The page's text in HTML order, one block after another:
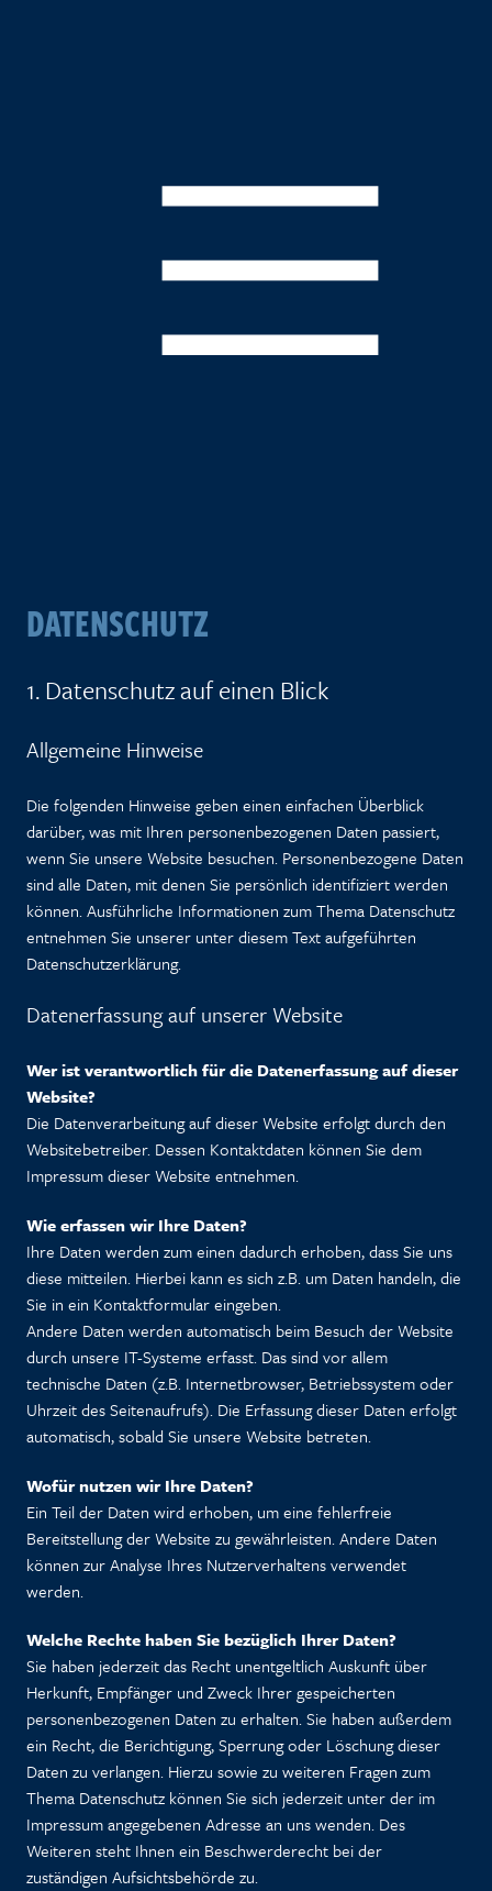
DATENSCHUTZ
1. Datenschutz auf einen Blick
Allgemeine Hinweise
Die folgenden Hinweise geben einen einfachen Überblick
darüber, was mit Ihren personenbezogenen Daten passiert,
wenn Sie unsere Website besuchen. Personenbezogene Daten
sind alle Daten, mit denen Sie persönlich identifiziert werden
können. Ausführliche Informationen zum Thema Datenschutz
entnehmen Sie unserer unter diesem Text aufgeführten
Datenschutzerklärung.
Datenerfassung auf unserer Website
Wer ist verantwortlich für die Datenerfassung auf dieser
Website?
Die Datenverarbeitung auf dieser Website erfolgt durch den
Websitebetreiber. Dessen Kontaktdaten können Sie dem
Impressum dieser Website entnehmen.
Wie erfassen wir Ihre Daten?
Ihre Daten werden zum einen dadurch erhoben, dass Sie uns
diese mitteilen. Hierbei kann es sich z.B. um Daten handeln, die
Sie in ein Kontaktformular eingeben.
Andere Daten werden automatisch beim Besuch der Website
durch unsere IT-Systeme erfasst. Das sind vor allem
technische Daten (z.B. Internetbrowser, Betriebssystem oder
Uhrzeit des Seitenaufrufs). Die Erfassung dieser Daten erfolgt
automatisch, sobald Sie unsere Website betreten.
Wofür nutzen wir Ihre Daten?
Ein Teil der Daten wird erhoben, um eine fehlerfreie
Bereitstellung der Website zu gewährleisten. Andere Daten
können zur Analyse Ihres Nutzerverhaltens verwendet
werden.
Welche Rechte haben Sie bezüglich Ihrer Daten?
Sie haben jederzeit das Recht unentgeltlich Auskunft über
Herkunft, Empfänger und Zweck Ihrer gespeicherten
personenbezogenen Daten zu erhalten. Sie haben außerdem
ein Recht, die Berichtigung, Sperrung oder Löschung dieser
Daten zu verlangen. Hierzu sowie zu weiteren Fragen zum
Thema Datenschutz können Sie sich jederzeit unter der im
Impressum angegebenen Adresse an uns wenden. Des
Weiteren steht Ihnen ein Beschwerderecht bei der
zuständigen Aufsichtsbehörde zu.